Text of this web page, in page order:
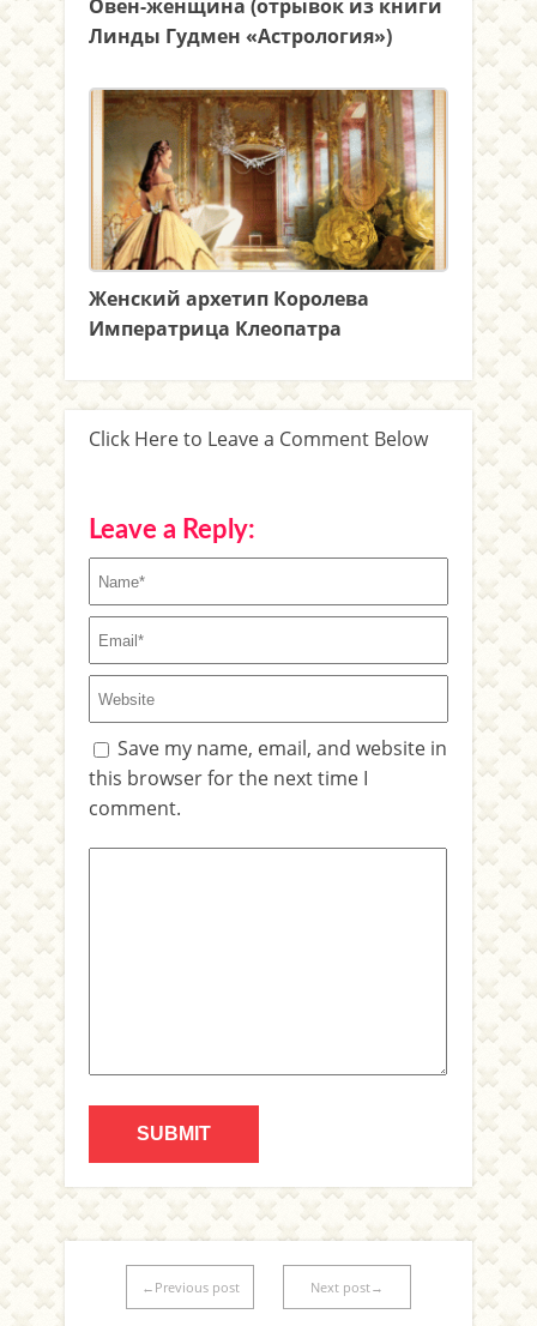
Овен-женщина (отрывок из книги
Линды Гудмен «Астрология»)
Женский архетип Королева
Императрица Клеопатра
Click Here to Leave a Comment Below
Leave a Reply:
Save my name, email, and website in
this browser for the next time I
comment.
←Previous post Next post→